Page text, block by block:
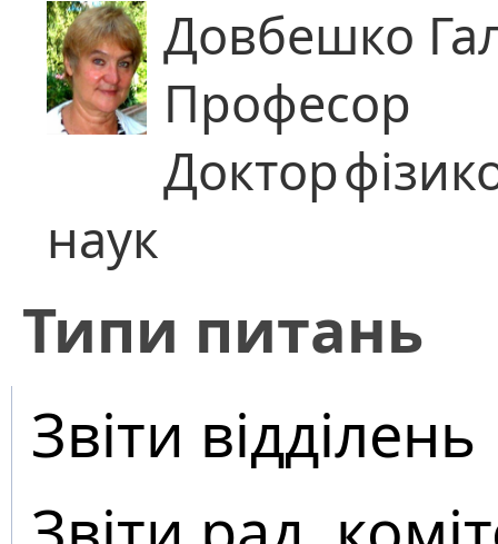
Довбешко
Професор
Доктор
наук
​Типи питань
Звіти відділень